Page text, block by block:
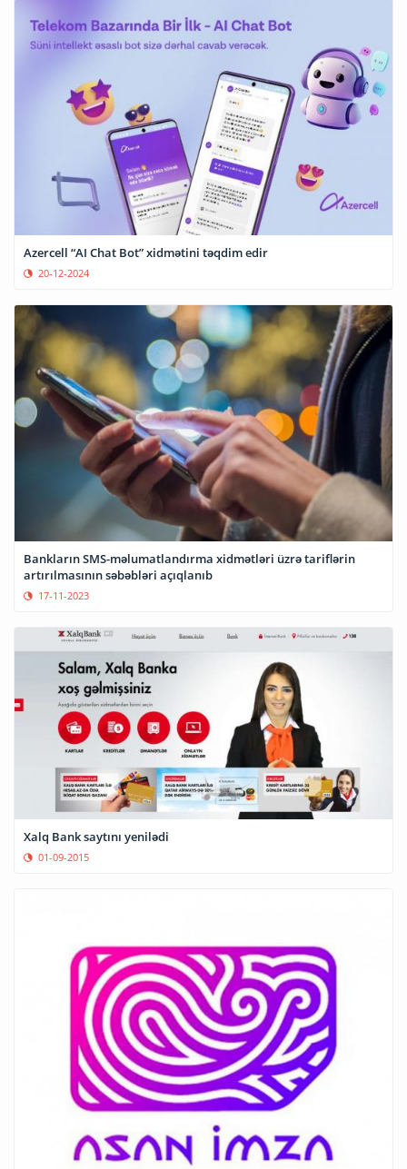
Azercell “AI Chat Bot” xidmətini təqdim edir
20-12-2024
Bankların SMS-məlumatlandırma xidmətləri üzrə tariflərin
artırılmasının səbəbləri açıqlanıb
17-11-2023
Xalq Bank saytını yenilədi
01-09-2015